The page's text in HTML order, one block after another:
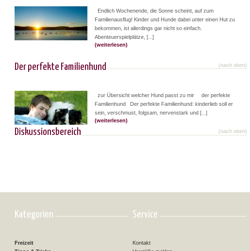
Endlich Wochenende, die Sonne scheint, auf zum
Familienausflug! Kinder und Hunde dabei unter einen Hut zu
bekommen, ist allerdings gar nicht so einfach.
Abenteuerspielplätze, [...]
(weiterlesen)
Der perfekte Familienhund (nach oben)
zur Übersicht welcher Hund passt zu mir der perfekte
Familienhund Der perfekte Familienhund: kinderlieb soll er
sein, verschmust, folgsam, nervenstark und [...]
(weiterlesen)
Diskussionsbereich (nach oben)
Kategorien
Freizeit
Service
Kontakt